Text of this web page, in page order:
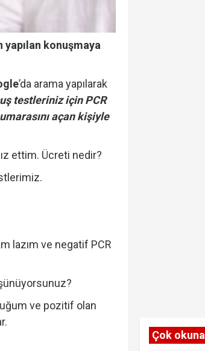
konuşmaya
’da arama yapılarak
testleriniz için PCR
açan kişiyle
ettim. Ücreti nedir?
lazım ve negatif PCR
ve pozitif olan
Çok